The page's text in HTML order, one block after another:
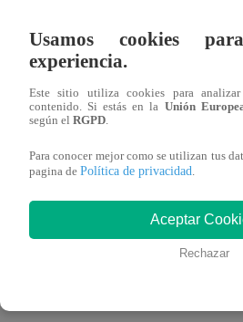
PERFIL DIGITAL
personas entre los 25 y 54 años
acceso a la búsqueda de
Usamos cookies
experiencia.
Este sitio utiliza cookies para
contenido. Si estás en la Unión
según el RGPD
Para conocer mejor como se utilizan tus
pagina de Política de privacidad
Aceptar
Rechazar